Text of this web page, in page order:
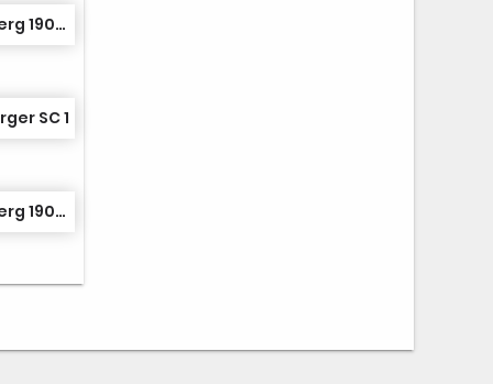
Sauerländer TK Arnsberg 1907 1
SC 1
Sauerländer TK Arnsberg 1907 1